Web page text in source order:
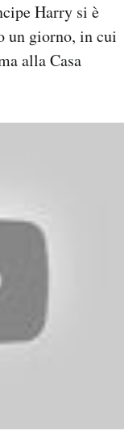
Harry si è
un giorno, in cui
alla Casa